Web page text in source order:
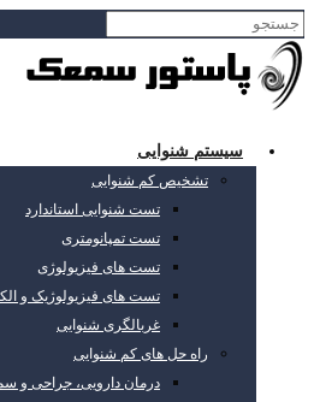
سیستم شنوایی
تشخیص کم شنوایی
تست شنوایی استاندارد
تست تمپانومتری
تست های فیزیولوژی
تست های فیزیولوژیک و
غربالگری شنوایی
راه حل های کم شنوایی
درمان دارویی، جراحی و